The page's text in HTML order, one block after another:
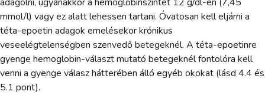
mmol/l) vagy ez alatt lehessen tartani. Óvatosan kell eljárni a
téta-epoetin adagok emelésekor krónikus
veseelégtelenségben szenvedő betegeknél. A téta-epoetinre
gyenge hemoglobin-választ mutató betegeknél fontolóra kell
venni a gyenge válasz hátterében álló egyéb okokat (lásd 4.4 és
5.1 pont).